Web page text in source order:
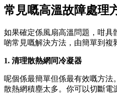
常見嘅高溫故障處理
如果確定係風扇高溫問題，咁具
啲常見嘅解決方法，由簡單到複
1. 清理散熱網同冷凝器
呢個係最簡單但係最有效嘅方法
散熱網積塵太多。你可以切斷電